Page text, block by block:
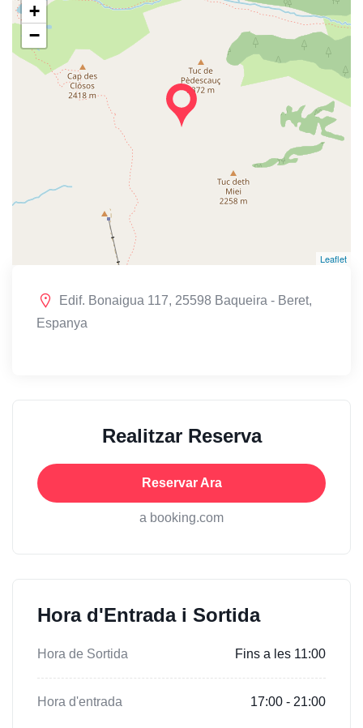
+
−
Leaflet
Edif. Bonaigua 117, 25598 Baqueira - Beret,
Espanya
Realitzar Reserva
Reservar Ara
a booking.com
Hora d'Entrada i Sortida
Hora de Sortida Fins a les 11:00
Hora d'entrada 17:00 - 21:00